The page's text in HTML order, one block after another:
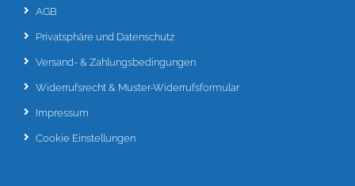
AGB
Privatsphäre und Datenschutz
Versand- & Zahlungsbedingungen
Widerrufsrecht & Muster-Widerrufsformular
Impressum
Cookie Einstellungen